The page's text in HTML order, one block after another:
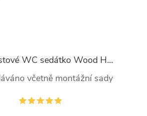
Duroplastové WC sedátko Wood Heart 82377 se zpomalovacím mechanismem SOFT-CLOSE
včetně montážní sady